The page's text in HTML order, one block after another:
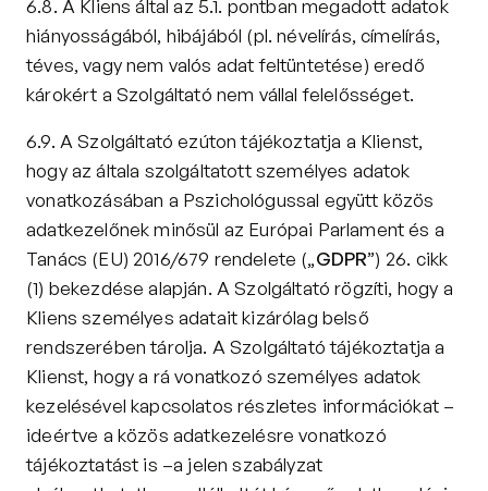
6.8. A Kliens által az 5.1. pontban megadott adatok
hiányosságából, hibájából (pl. névelírás, címelírás,
téves, vagy nem valós adat feltüntetése) eredő
károkért a Szolgáltató nem vállal felelősséget.
6.9. A Szolgáltató ezúton tájékoztatja a Klienst,
hogy az általa szolgáltatott személyes adatok
vonatkozásában a Pszichológussal együtt közös
adatkezelőnek minősül az Európai Parlament és a
Tanács (EU) 2016/679 rendelete („GDPR”) 26. cikk
(1) bekezdése alapján. A Szolgáltató rögzíti, hogy a
Kliens személyes adatait kizárólag belső
rendszerében tárolja. A Szolgáltató tájékoztatja a
Klienst, hogy a rá vonatkozó személyes adatok
kezelésével kapcsolatos részletes információkat –
ideértve a közös adatkezelésre vonatkozó
tájékoztatást is –a jelen szabályzat